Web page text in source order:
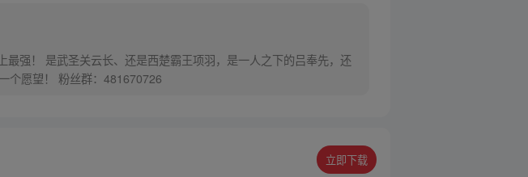
吕奉先，还
是满洲第一勇士鳌拜 两两对决，生死格斗，最终获胜者，将会获得一个愿望！ 粉丝群：481670726
立即下载